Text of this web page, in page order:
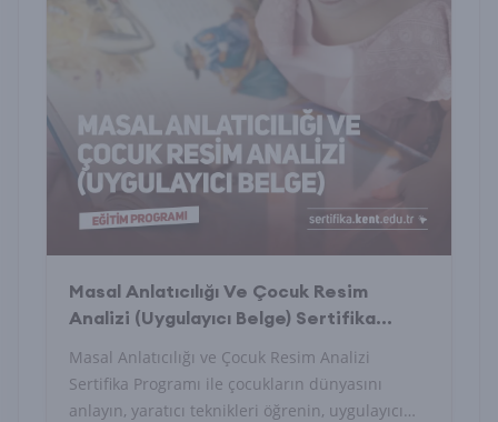
Masal Anlatıcılığı Ve Çocuk Resim
Analizi (Uygulayıcı Belge) Sertifika
Masal Anlatıcılığı ve Çocuk Resim Analizi
Sertifika Programı ile çocukların dünyasını
anlayın, yaratıcı teknikleri öğrenin, uygulayıcı